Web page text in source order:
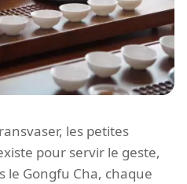
les petites
pour servir le geste,
le Gongfu Cha, chaque